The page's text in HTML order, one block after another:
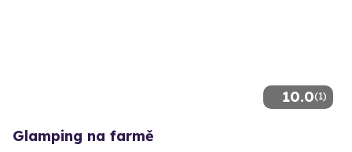
10.0(1)
Glamping na farmě